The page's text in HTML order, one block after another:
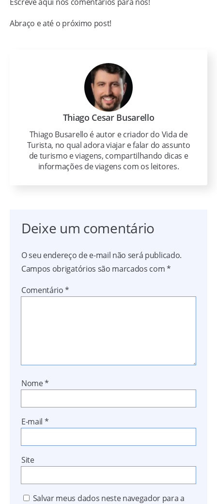
Abraço e até o próximo post!
Thiago Cesar Busarello
Thiago Busarello é autor e criador do Vida de
Turista, no qual adora viajar e falar do assunto
de turismo e viagens, compartilhando dicas e
informações de viagens com os leitores.
Deixe um comentário
O seu endereço de e-mail não será publicado.
Campos obrigatórios são marcados com*
Comentário*
Nome*
E-mail *
Site
Salvar meus dados neste navegador para a